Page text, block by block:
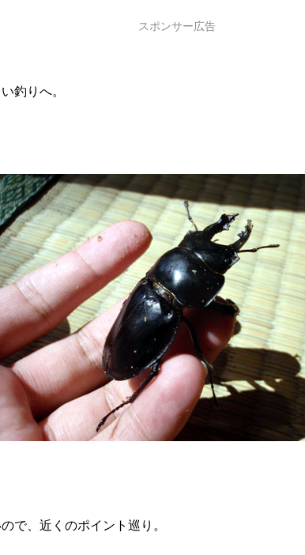
スポンサー広告
釣りへ。
で、近くのポイント巡り。